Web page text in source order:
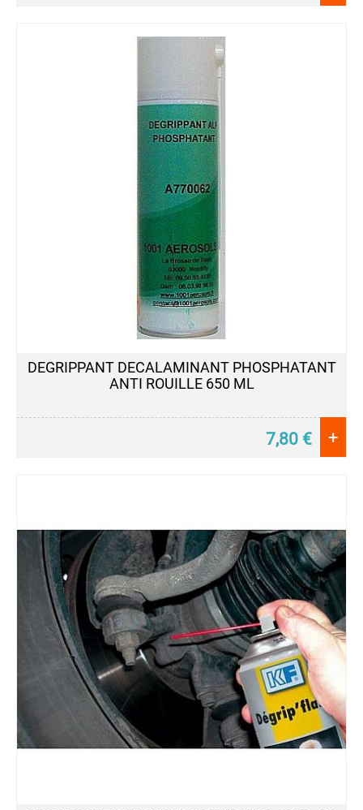
DEGRIPPANT DECALAMINANT PHOSPHATANT
ANTI ROUILLE 650 ML
7,80 € +